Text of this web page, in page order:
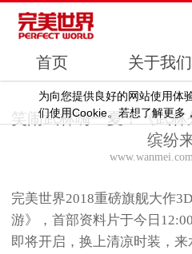
为向您提供良好的网站使用体
们使用Cookie。若想了解更多
首页 关于我们
笑闹武林嗨一夏！《武
缤纷
完美世界2018重磅旗舰大作
游》，首部资料片于今日
即将开启，换上清凉时装，